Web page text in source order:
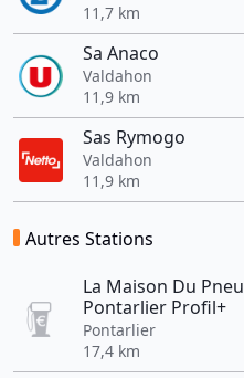
11,7 km
Sa Anaco
Valdahon
11,9 km
Sas Rymogo
Valdahon
11,9 km
Autres Stations
La Maison Du Pneu
Pontarlier Profil+
Pontarlier
17,4 km